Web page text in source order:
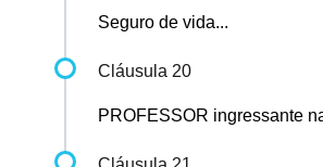
Seguro de vida...
Cláusula 20
PROFESSOR ingressante